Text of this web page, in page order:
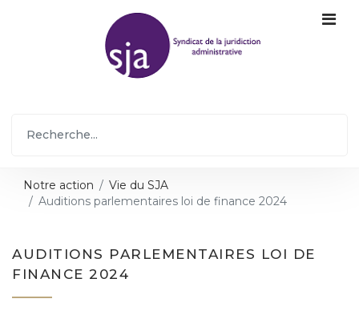
Notre action
Vie du SJA
Auditions parlementaires loi de finance 2024
AUDITIONS PARLEMENTAIRES LOI DE
FINANCE 2024